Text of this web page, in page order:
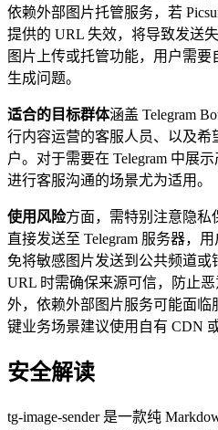
依赖外部图片托管服务，若
提供的 URL 失效，将导致发送
图片上传或托管功能，用户需
生成问题。
适合的目标群体涵盖 Telegram
行内容运营的客服人员、以及希
户。对于需要在 Telegram 中展
进行客服沟通的场景尤为适用。
使用风险方面，需特别注意隐私
直接发送至 Telegram 服务器，
免将敏感图片发送到公共频道
URL 时需确保来源可信，防止
外，依赖外部图片服务可能面
键业务场景建议使用自有 CDN
安全解读
tg-image-sender 是一款纯